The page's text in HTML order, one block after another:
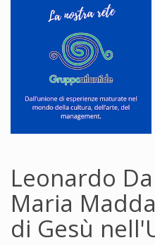
Leonardo
Maria
di Gesù